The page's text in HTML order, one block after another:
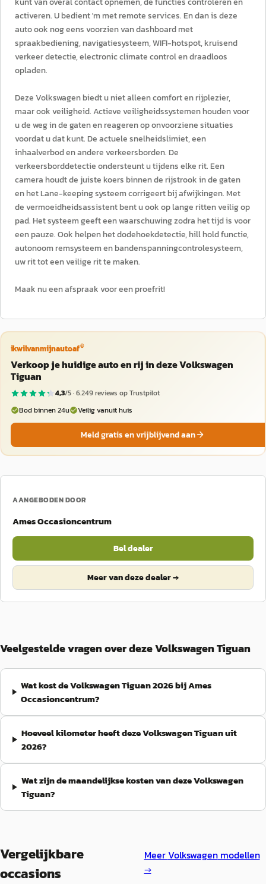
activeren. U bedient 'm met remote services. En dan is deze
auto ook nog eens voorzien van dashboard met
spraakbediening, navigatiesysteem, WIFI-hotspot, kruisend
verkeer detectie, electronic climate control en draadloos
opladen.
Deze Volkswagen biedt u niet alleen comfort en rijplezier,
maar ook veiligheid. Actieve veiligheidssystemen houden voor
u de weg in de gaten en reageren op onvoorziene situaties
voordat u dat kunt. De actuele snelheidslimiet, een
inhaalverbod en andere verkeersborden. De
verkeersborddetectie ondersteunt u tijdens elke rit. Een
camera houdt de juiste koers binnen de rijstrook in de gaten
en het Lane-keeping systeem corrigeert bij afwijkingen. Met
de vermoeidheidsassistent bent u ook op lange ritten veilig op
pad. Het systeem geeft een waarschuwing zodra het tijd is voor
een pauze. Ook helpen het dodehoekdetectie, hill hold functie,
autonoom remsysteem en bandenspanningcontrolesysteem,
uw rit tot een veilige rit te maken.
Maak nu een afspraak voor een proefrit!
ikwilvanmijnautoaf®
Verkoop je huidige auto en rij in deze Volkswagen
Tiguan
4,3/5 ·6.249reviews op Trustpilot
Bod binnen 24u
Veilig vanuit huis
Meld gratis en vrijblijvend aan
AANGEBODEN DOOR
Ames Occasioncentrum
Bel dealer
Meer van deze dealer →
Veelgestelde vragen over deze Volkswagen Tiguan
Wat kost de Volkswagen Tiguan 2026 bij Ames
Occasioncentrum?
Hoeveel kilometer heeft deze Volkswagen Tiguan uit
2026?
Wat zijn de maandelijkse kosten van deze Volkswagen
Tiguan?
Vergelijkbare
occasions
MeerVolkswagenmodellen
→